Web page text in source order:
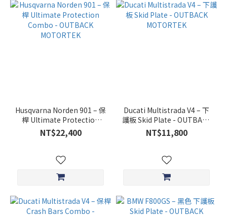
Husqvarna Norden 901 – 保
桿 Ultimate Protection
Combo - OUTBACK
MOTORTEK
NT$22,400
Ducati Multistrada V4 – 下
護板 Skid Plate - OUTBACK
MOTORTEK
NT$11,800